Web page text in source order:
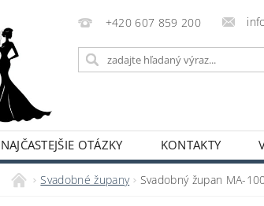
+420 607 859 200
NAJČASTEJŠIE OTÁZKY KONTAKTY
Svadobné župany Svadobný župan MA-